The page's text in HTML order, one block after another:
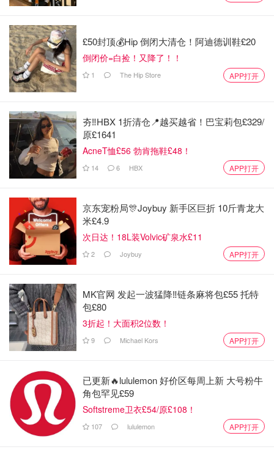
计划由政府的学徒资助计划支付，这意味着你
无需自己承担
工程和制造业是学位学徒制的主要领域，但如今，这种模式
已广泛应用于科技、医疗保健、科学、公务员系统，乃至法
律和金融等众多行业。
露西·耶兰德（Lucy Yelland）在她价值37,000英镑的四年制
工程学位上没有花费一分钱。
她以A-level物理B、数学和地理C的成绩，于2021年申请了
需要两门C的成绩。
西门子为她在索尔福德大学攻读的四年制自动化与控制工程
学位支付了全部学费，如果选择传统路线，这笔费用将高达
37,000英镑。
£50封顶💰Hip 倒闭大清仓！阿迪德训鞋£20
倒闭价=白捡！又降了！！
1 The Hip Store APP打开
夯‼️HBX 1折清仓📍越买越省！巴宝莉包£329/
原£1641
AcneT恤£56 勃肯拖鞋£48！
14 6 HBX APP打开
京东宠粉局🎊Joybuy 新手区巨折 10斤青龙大
米£4.9
次日达！18L装Volvic矿泉水£11
2 Joybuy APP打开
MK官网 发起一波猛降‼️链条麻将包£55 托特
包£80
3折起！大面积2位数！
9 Michael Kors APP打开
已更新🔥lululemon 好价区每周上新 大号粉牛
角包罕见£59
Softstreme卫衣£54/原£108！
107 lululemon APP打开